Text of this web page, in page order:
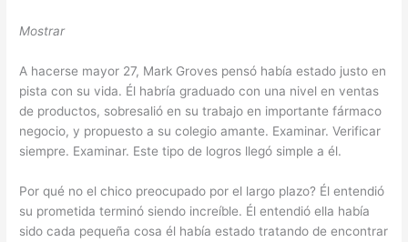
Mostrar
A hacerse mayor 27, Mark Groves pensó había estado justo en
pista con su vida. Él habría graduado con una nivel en ventas
de productos, sobresalió en su trabajo en importante fármaco
negocio, y propuesto a su colegio amante. Examinar. Verificar
siempre. Examinar. Este tipo de logros llegó simple a él.
Por qué no el chico preocupado por el largo plazo? Él entendió
su prometida terminó siendo increíble. Él entendió ella había
sido cada pequeña cosa él había estado tratando de encontrar